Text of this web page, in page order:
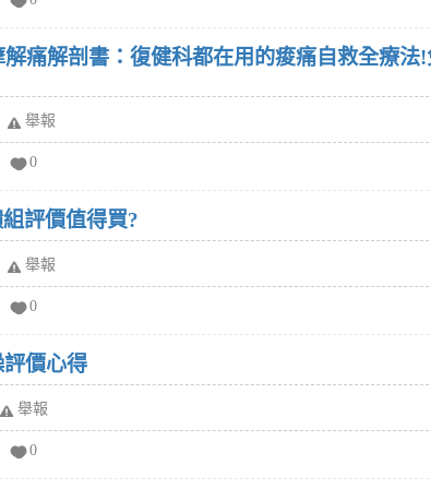
痛解剖書：復健科都在用的痠痛自救全療
舉報
0
評價值得買?
舉報
0
價心得
舉報
0